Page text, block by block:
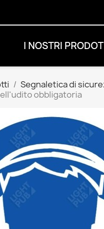
I NOSTRI
Segnaletica di
obbligatoria